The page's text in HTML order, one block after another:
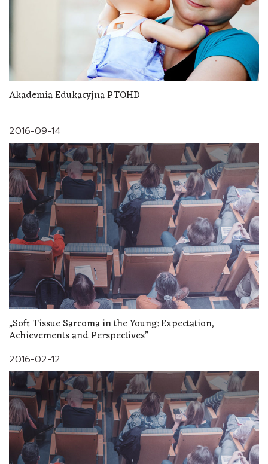
Akademia Edukacyjna PTOHD
2016-09-14
„Soft Tissue Sarcoma in the Young: Expectation,
Achievements and Perspectives”
2016-02-12